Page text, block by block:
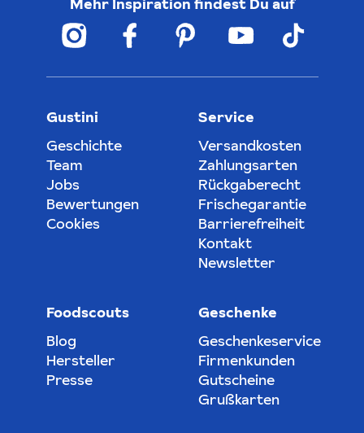
Gustini
Geschichte
Team
Jobs
Bewertungen
Cookies
Service
Versandkosten
Zahlungsarten
Rückgaberecht
Frischegarantie
Barrierefreiheit
Kontakt
Newsletter
Foodscouts
Blog
Hersteller
Presse
Geschenke
Geschenkeservice
Firmenkunden
Gutscheine
Grußkarten